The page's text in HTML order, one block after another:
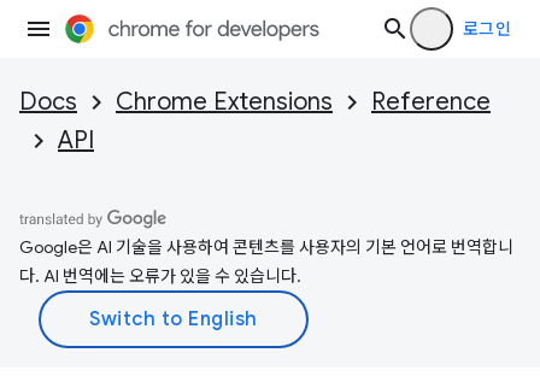
로그인
Docs Chrome Extensions
Reference
API
Google은 AI 기술을 사용하여 콘텐츠를 사용자의 기본 언어로 번역합니
다. AI 번역에는 오류가 있을 수 있습니다.